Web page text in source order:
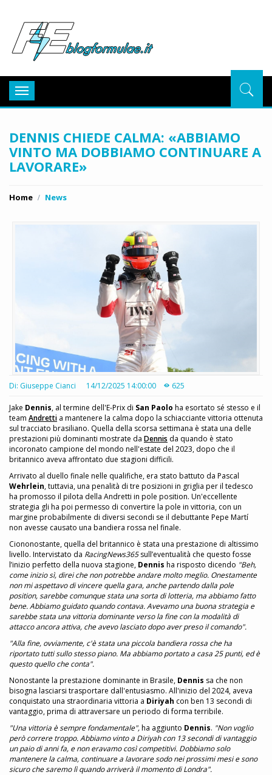
Toggle
navigation
DENNIS CHIEDE CALMA: «ABBIAMO
VINTO MA DOBBIAMO CONTINUARE A
LAVORARE»
Home News
Di: Giuseppe Cianci 14/12/2025 14:00:00 625
Jake Dennis, al termine dell'E-Prix di San Paolo ha esortato sé stesso e il
team Andretti a mantenere la calma dopo la schiacciante vittoria ottenuta
sul tracciato brasiliano. Quella della scorsa settimana è stata una delle
prestazioni più dominanti mostrate da Dennis da quando è stato
incoronato campione del mondo nell'estate del 2023, dopo che il
britannico aveva affrontato due stagioni difficili.
Arrivato al duello finale nelle qualifiche, era stato battuto da Pascal
Wehrlein, tuttavia, una penalità di tre posizioni in griglia per il tedesco
ha promosso il pilota della Andretti in pole position. Un'eccellente
strategia gli ha poi permesso di convertire la pole in vittoria, con un
margine probabilmente di diversi secondi se il debuttante Pepe Martí
non avesse causato una bandiera rossa nel finale.
Ciononostante, quella del britannico è stata una prestazione di altissimo
livello. Intervistato da RacingNews365sull’eventualità che questo fosse
l’inizio perfetto della nuova stagione, Dennis ha risposto dicendo "Beh,
come inizio sì, direi che non potrebbe andare molto meglio. Onestamente
non mi aspettavo di vincere quella gara, anche partendo dalla pole
position, sarebbe comunque stata una sorta di lotteria, ma abbiamo fatto
bene. Abbiamo guidato quando contava. Avevamo una buona strategia e
sarebbe stata una vittoria dominante verso la fine con la modalità di
attacco ancora attiva, che avevo lasciato dopo aver preso il comando".
"Alla fine, ovviamente, c'è stata una piccola bandiera rossa che ha
riportato tutti sullo stesso piano. Ma abbiamo portato a casa 25 punti, ed è
questo quello che conta".
Nonostante la prestazione dominante in Brasile, Dennis sa che non
bisogna lasciarsi trasportare dall'entusiasmo. All'inizio del 2024, aveva
conquistato una straordinaria vittoria a Diriyah con ben 13 secondi di
vantaggio, prima di attraversare un periodo di forma terribile.
"Una vittoria è sempre fondamentale",ha aggiunto Dennis. "Non voglio
però correre troppo. Abbiamo vinto a Diriyah con 13 secondi di vantaggio
un paio di anni fa, e non eravamo così competitivi. Dobbiamo solo
mantenere la calma, continuare a lavorare sodo nei prossimi mesi e sono
sicuro che saremo lì quando arriverà il momento di Londra".